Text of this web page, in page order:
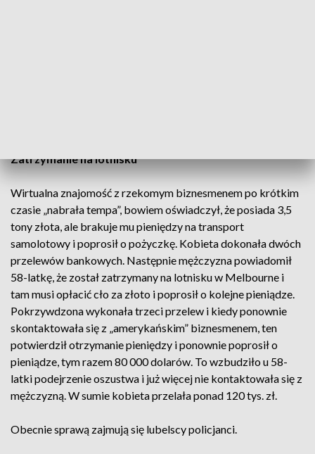
Zatrzymanie na lotnisku
Wirtualna znajomość z rzekomym biznesmenem po krótkim
czasie „nabrała tempa”, bowiem oświadczył, że posiada 3,5
tony złota, ale brakuje mu pieniędzy na transport
samolotowy i poprosił o pożyczkę. Kobieta dokonała dwóch
przelewów bankowych. Następnie mężczyzna powiadomił
58-latkę, że został zatrzymany na lotnisku w Melbourne i
tam musi opłacić cło za złoto i poprosił o kolejne pieniądze.
Pokrzywdzona wykonała trzeci przelew i kiedy ponownie
skontaktowała się z „amerykańskim” biznesmenem, ten
potwierdził otrzymanie pieniędzy i ponownie poprosił o
pieniądze, tym razem 80 000 dolarów. To wzbudziło u 58-
latki podejrzenie oszustwa i już więcej nie kontaktowała się z
mężczyzną. W sumie kobieta przelała ponad 120 tys. zł.
Obecnie sprawą zajmują się lubelscy policjanci.